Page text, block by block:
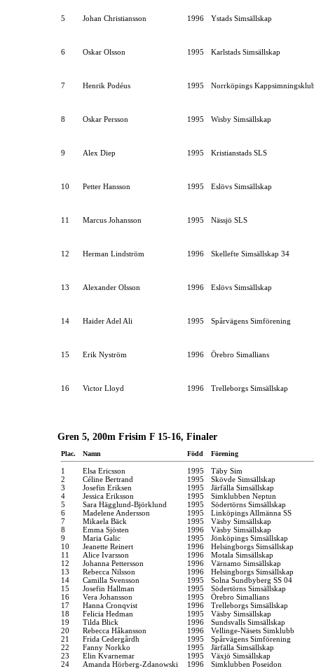
5 Johan Christiansson 1996 Ystads Simsällskap
6 Oskar Olsson 1995 Karlstads Simsällskap
7 Henrik Podéus 1995 Norrköpings
8 Oskar Persson 1995 Wisby Simsällskap
9 Alex Diep 1995 Kristianstads SLS
10 Petter Hansson 1995 Eslövs Simsällskap
11 Marcus Johansson 1995 Nässjö SLS
12 Herman Lindström 1996 Skellefte Simsällskap 34
13 Alexander Olsson 1996 Eslövs Simsällskap
14 Haider Adel Ali 1995 Spårvägens Simförening
15 Erik Nyström 1996 Örebro Simallians
16 Victor Lloyd 1996 Trelleborgs Simsällskap
Gren 5, 200m Frisim F 15-16, Finaler
Plac. Namn Född Förening
1 Elsa Ericsson 1995
Täby Sim
2
Céline Bertrand 1995
Skövde Simsällskap
3
Josefin Eriksen 1995
Järfälla Simsällskap
4
Jessica Eriksson 1995
Simklubben Neptun
5
Sara Hägglund-Björklund 1995
Södertörns Simsällskap
6
Madelene Andersson 1995
Linköpings Allmänna SS
7
Mikaela Bäck 1995
Väsby Simsällskap
8
Emma Sjösten 1996
Väsby Simsällskap
9
Maria Galic 1995
Jönköpings Simsällskap
10
Jeanette Reinert 1996
Helsingborgs Simsällskap
11
Alice Ivarsson 1996
Motala Simsällskap
12
Johanna Pettersson 1996
Värnamo Simsällskap
13
Rebecca Nilsson 1996
Helsingborgs Simsällskap
14
Camilla Svensson 1995
Solna Sundbyberg SS 04
15
Josefin Hallman 1995
Södertörns Simsällskap
16
Vera Johansson 1995
Örebro Simallians
17
Hanna Cronqvist 1996
Trelleborgs Simsällskap
18
Felicia Hedman 1995
Väsby Simsällskap
19
Tilda Blick 1996
Sundsvalls Simsällskap
20
Rebecca Håkansson 1996
Vellinge-Näsets Simklubb
21
Frida Cedergårdh 1995
Spårvägens Simförening
22
Fanny Norkko 1995
Järfälla Simsällskap
23
Elin Kvarnemar 1995
Växjö Simsällskap
24
Amanda Hörberg-Zdanowski 1996 Simklubben Poseidon